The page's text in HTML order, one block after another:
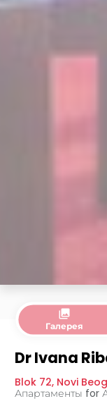
collections
Галерея
Dr Ivana
Blok 72, Novi
Апартаменты for